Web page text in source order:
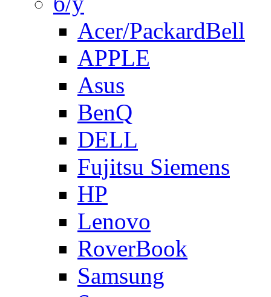
Acer/PackardBell
APPLE
Asus
BenQ
DELL
Fujitsu Siemens
HP
Lenovo
RoverBook
Samsung